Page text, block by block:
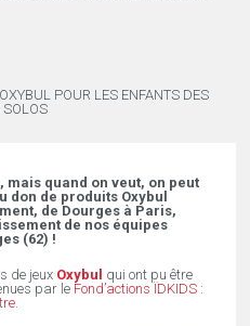
POUR LES ENFANTS DES
SOLOS
mais quand on veut, on peut
don de produits Oxybul
de Dourges à Paris,
de nos équipes
(62) !
de jeux Oxybul qui ont pu être
par le Fond’actions ÏDKIDS :
.